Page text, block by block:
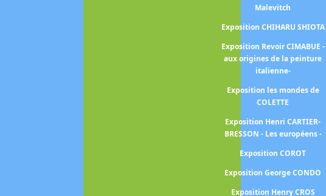
Malevitch
Exposition CHIHARU SHIOTA
Exposition Revoir CIMABUE -
aux origines de la peinture
italienne-
Exposition les mondes de
COLETTE
Exposition Henri CARTIER-
BRESSON - Les européens -
Exposition COROT
Exposition George CONDO
Exposition Henry CROS